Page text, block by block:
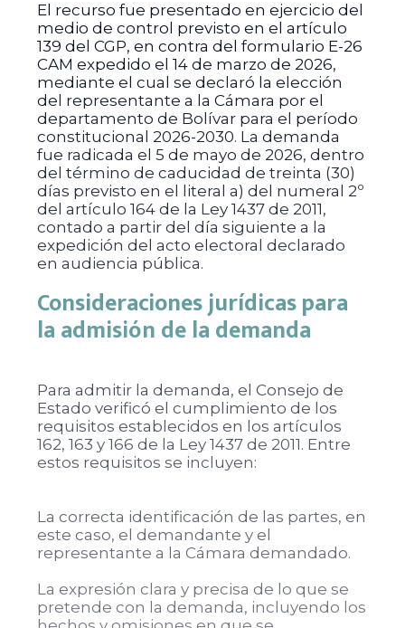
El recurso fue presentado en ejercicio del
medio de control previsto en el artículo
139 del CGP, en contra del formulario E-26
CAM expedido el 14 de marzo de 2026,
mediante el cual se declaró la elección
del representante a la Cámara por el
departamento de Bolívar para el período
constitucional 2026-2030. La demanda
fue radicada el 5 de mayo de 2026, dentro
del término de caducidad de treinta (30)
días previsto en el literal a) del numeral 2º
del artículo 164 de la Ley 1437 de 2011,
contado a partir del día siguiente a la
expedición del acto electoral declarado
en audiencia pública.
Consideraciones jurídicas para
la admisión de la demanda
Para admitir la demanda, el Consejo de
Estado verificó el cumplimiento de los
requisitos establecidos en los artículos
162, 163 y 166 de la Ley 1437 de 2011. Entre
estos requisitos se incluyen:
La correcta identificación de las partes, en
este caso, el demandante y el
representante a la Cámara demandado.
La expresión clara y precisa de lo que se
pretende con la demanda, incluyendo los